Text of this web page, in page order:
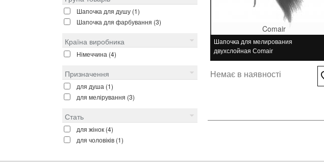
Шапочка для душу (1)
Шапочка для фарбування (3)
Країна виробника
Німеччина (4)
Призначення
для душа (1)
для мелірування (3)
Стать
для жінок (4)
для чоловіків (1)
Comair
Шапочка для мелирования
двухслойная Comair
Немає в наявності